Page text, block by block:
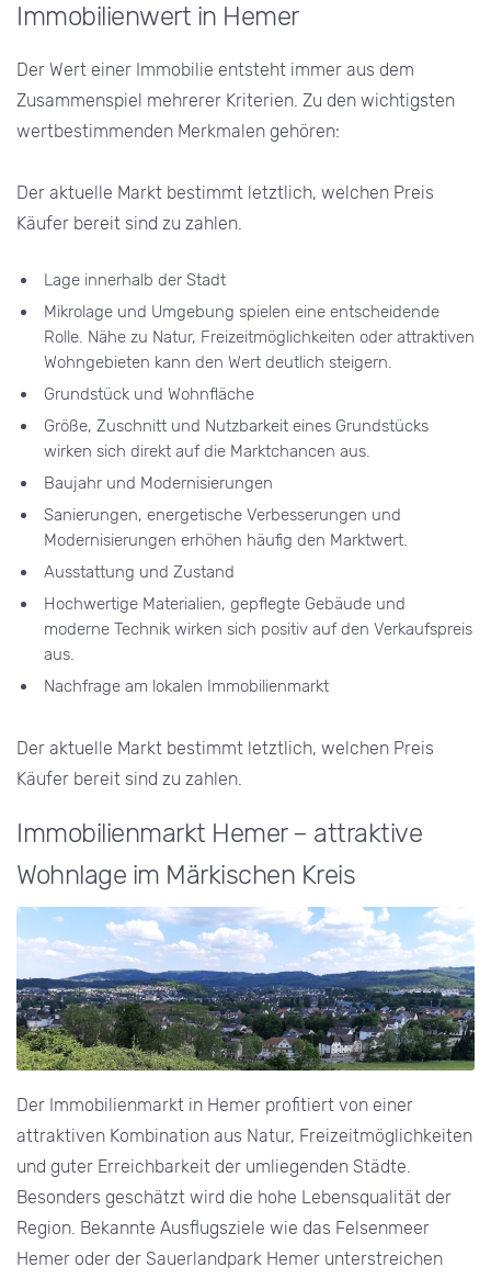
Immobilienwert in Hemer
Der Wert einer Immobilie entsteht immer aus dem
Zusammenspiel mehrerer Kriterien. Zu den wichtigsten
wertbestimmenden Merkmalen gehören:
Der aktuelle Markt bestimmt letztlich, welchen Preis
Käufer bereit sind zu zahlen.
Lage innerhalb der Stadt
Mikrolage und Umgebung spielen eine entscheidende
Rolle. Nähe zu Natur, Freizeitmöglichkeiten oder attraktiven
Wohngebieten kann den Wert deutlich steigern.
Grundstück und Wohnfläche
Größe, Zuschnitt und Nutzbarkeit eines Grundstücks
wirken sich direkt auf die Marktchancen aus.
Baujahr und Modernisierungen
Sanierungen, energetische Verbesserungen und
Modernisierungen erhöhen häufig den Marktwert.
Ausstattung und Zustand
Hochwertige Materialien, gepflegte Gebäude und
moderne Technik wirken sich positiv auf den Verkaufspreis
aus.
Nachfrage am lokalen Immobilienmarkt
Der aktuelle Markt bestimmt letztlich, welchen Preis
Käufer bereit sind zu zahlen.
Immobilienmarkt Hemer – attraktive
Wohnlage im Märkischen Kreis
Der Immobilienmarkt in Hemer profitiert von einer
attraktiven Kombination aus Natur, Freizeitmöglichkeiten
und guter Erreichbarkeit der umliegenden Städte.
Besonders geschätzt wird die hohe Lebensqualität der
Region. Bekannte Ausflugsziele wie das Felsenmeer
Hemer oder der Sauerlandpark Hemer unterstreichen